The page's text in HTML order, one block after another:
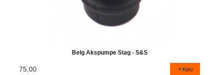
Belg Akspumpe Stag - S&S
75,00 Kjøp